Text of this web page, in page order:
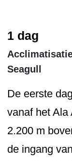
1 dag
Seagull
De eerste
vanaf het Ala
2.200 m
de ingang